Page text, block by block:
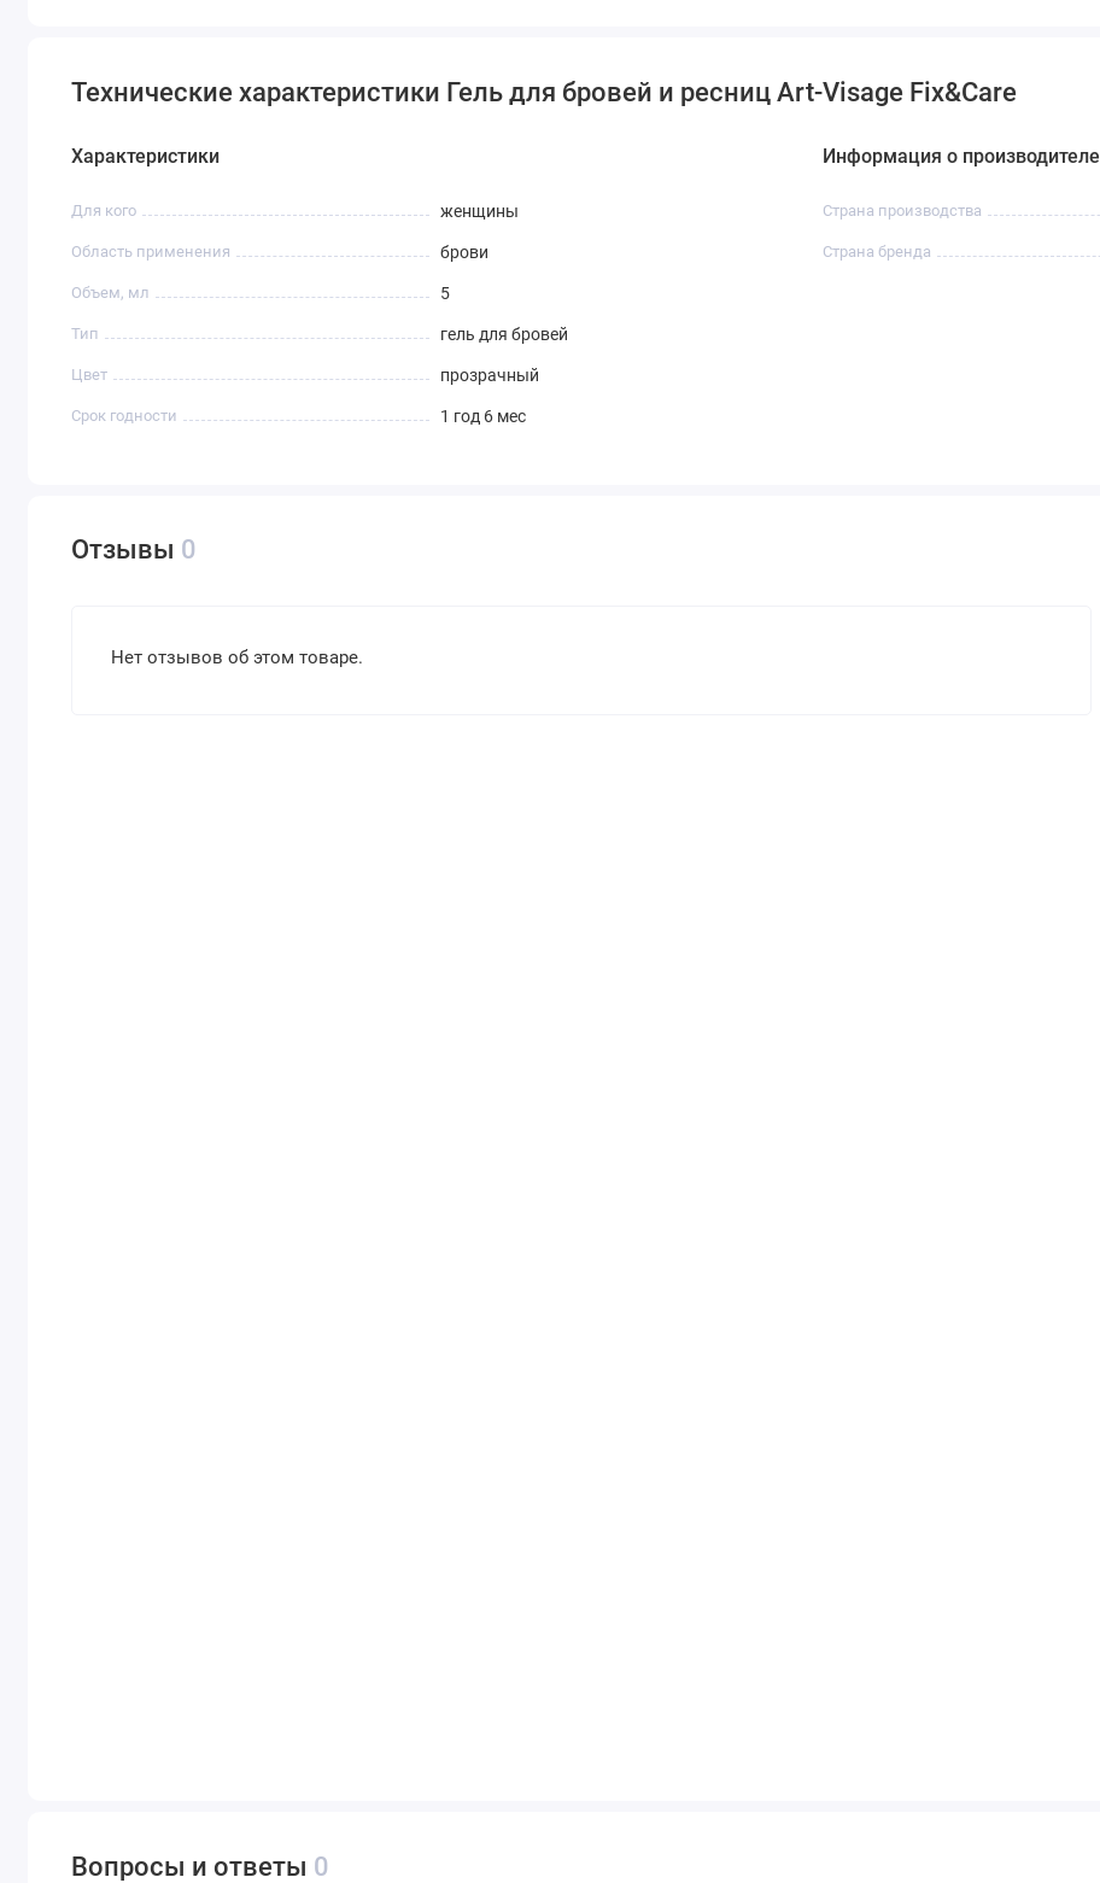
Технические характеристики Гель для бровей и ресниц Art-Visage Fix&Care
Характеристики
Для кого женщины
Область применения брови
Объем, мл 5
Тип гель для бровей
Цвет прозрачный
Срок годности 1 год 6 мес
Информация о производителе
Страна производства
Страна бренда
Отзывы 0
Нет отзывов об этом товаре.
Вопросы и ответы 0